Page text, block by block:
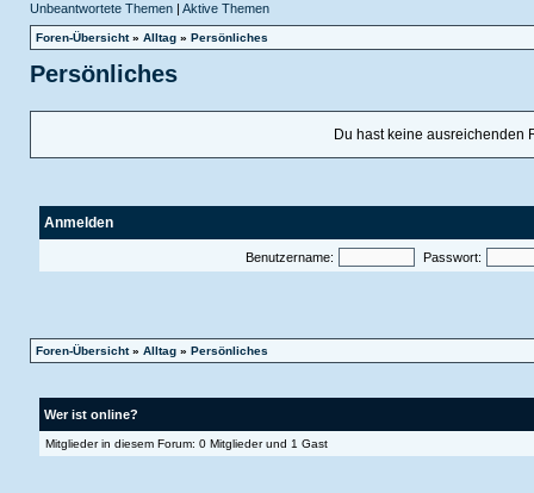
Unbeantwortete Themen| Aktive Themen
Foren-Übersicht» Alltag» Persönliches
Persönliches
Du hast keine ausreichenden
Anmelden
Benutzername: Passwort:
Foren-Übersicht» Alltag» Persönliches
Wer ist online?
Mitglieder in diesem Forum: 0 Mitglieder und 1 Gast